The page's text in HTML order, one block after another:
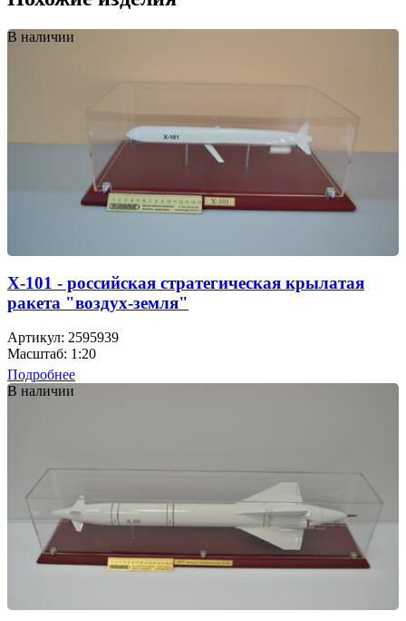
В наличии
Х-101 - российская стратегическая крылатая
ракета "воздух-земля"
Артикул: 2595939
Масштаб: 1:20
Подробнее
В наличии